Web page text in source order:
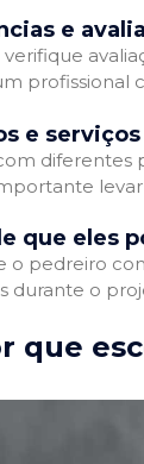
e
verifique
profissional
e
diferentes
que eles
o pedreiro
durante o
que